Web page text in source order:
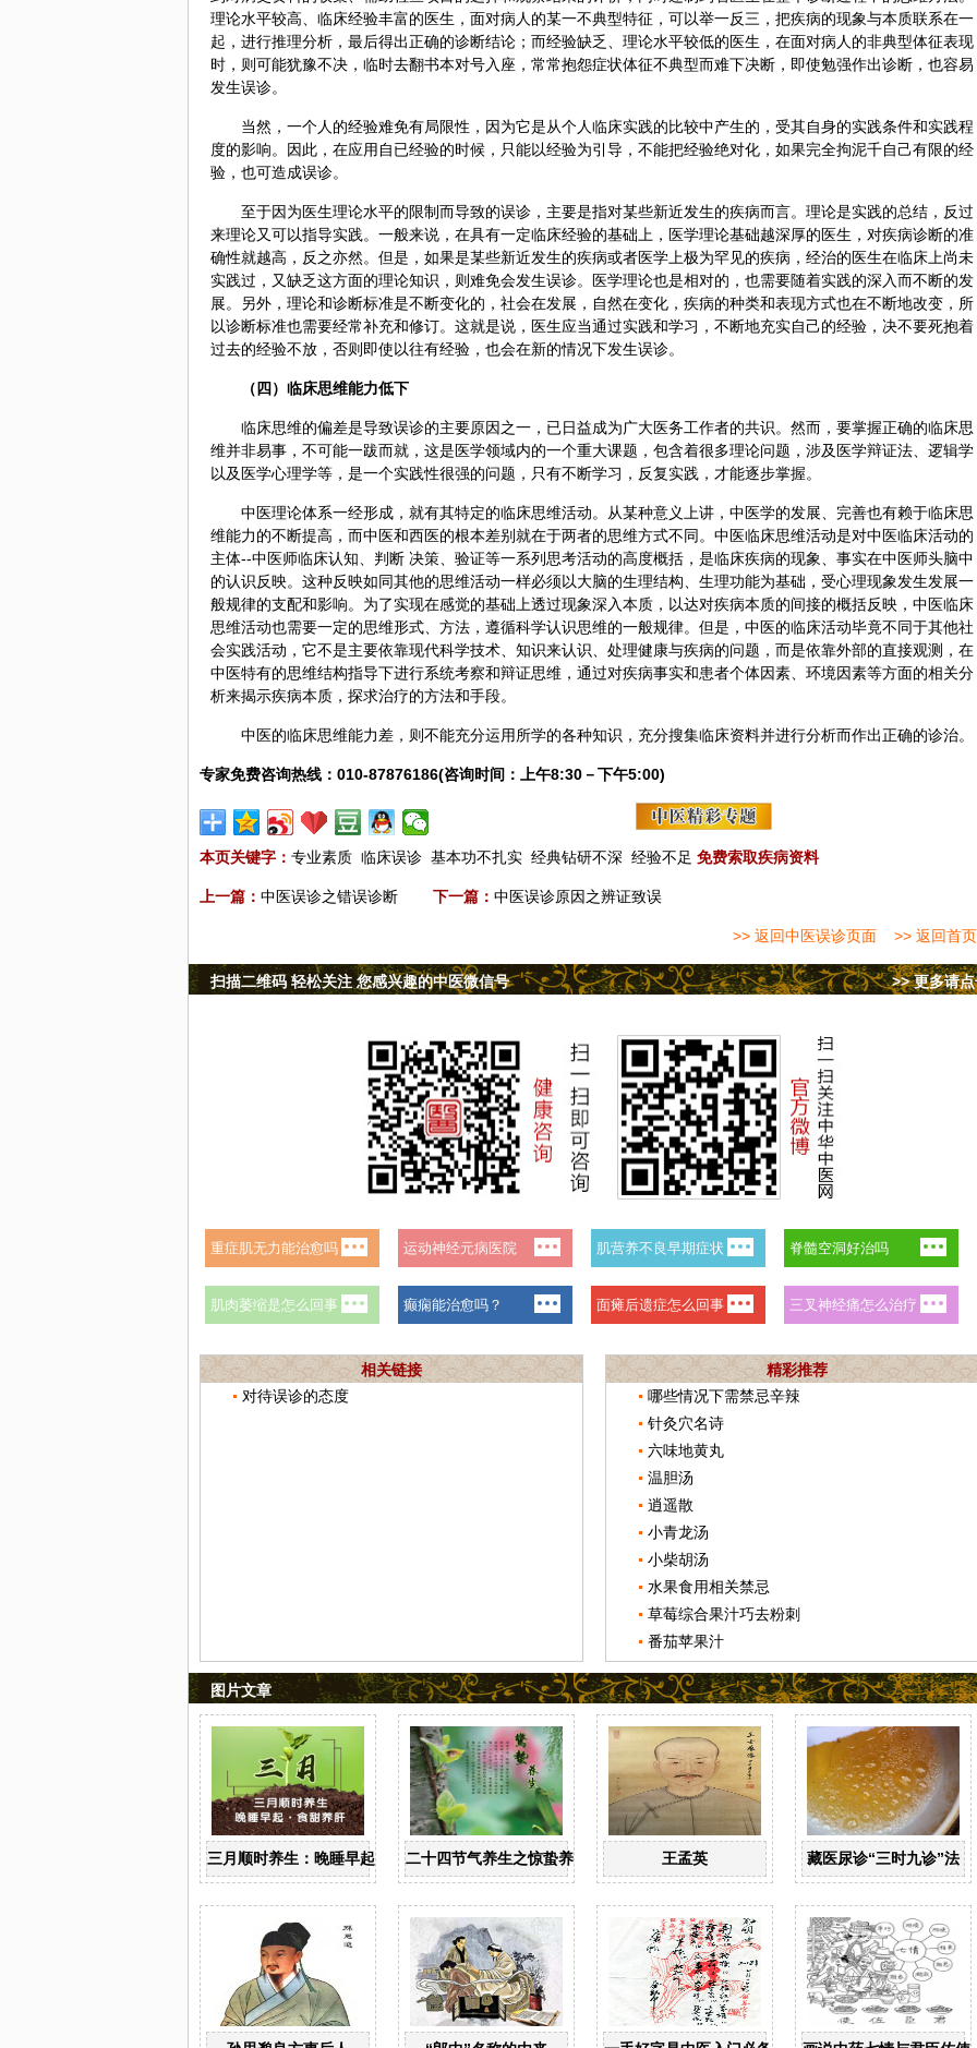
理论水平较高、临床经验丰富的医生，面对病人的某一不典型特征，可以举一反三，把疾病的现象与本质联系在一
起，进行推理分析，最后得出正确的诊断结论；而经验缺乏、理论水平较低的医生，在面对病人的非典型体征表现
时，则可能犹豫不决，临时去翻书本对号入座，常常抱怨症状体征不典型而难下决断，即使勉强作出诊断，也容易
发生误诊。
当然，一个人的经验难免有局限性，因为它是从个人临床实践的比较中产生的，受其自身的实践条件和实践程
度的影响。因此，在应用自已经验的时候，只能以经验为引导，不能把经验绝对化，如果完全拘泥千自己有限的经
验，也可造成误诊。
至于因为医生理论水平的限制而导致的误诊，主要是指对某些新近发生的疾病而言。理论是实践的总结，反过
来理论又可以指导实践。一般来说，在具有一定临床经验的基础上，医学理论基础越深厚的医生，对疾病诊断的准
确性就越高，反之亦然。但是，如果是某些新近发生的疾病或者医学上极为罕见的疾病，经治的医生在临床上尚未
实践过，又缺乏这方面的理论知识，则难免会发生误诊。医学理论也是相对的，也需要随着实践的深入而不断的发
展。另外，理论和诊断标准是不断变化的，社会在发展，自然在变化，疾病的种类和表现方式也在不断地改变，所
以诊断标准也需要经常补充和修订。这就是说，医生应当通过实践和学习，不断地充实自己的经验，决不要死抱着
过去的经验不放，否则即使以往有经验，也会在新的情况下发生误诊。
（四）临床思维能力低下
临床思维的偏差是导致误诊的主要原因之一，已日益成为广大医务工作者的共识。然而，要掌握正确的临床思
维并非易事，不可能一跋而就，这是医学领域内的一个重大课题，包含着很多理论问题，涉及医学辩证法、逻辑学
以及医学心理学等，是一个实践性很强的问题，只有不断学习，反复实践，才能逐步掌握。
中医理论体系一经形成，就有其特定的临床思维活动。从某种意义上讲，中医学的发展、完善也有赖于临床思
维能力的不断提高，而中医和西医的根本差别就在于两者的思维方式不同。中医临床思维活动是对中医临床活动的
主体--中医师临床认知、判断 决策、验证等一系列思考活动的高度概括，是临床疾病的现象、事实在中医师头脑中
的认识反映。这种反映如同其他的思维活动一样必须以大脑的生理结构、生理功能为基础，受心理现象发生发展一
般规律的支配和影响。为了实现在感觉的基础上透过现象深入本质，以达对疾病本质的间接的概括反映，中医临床
思维活动也需要一定的思维形式、方法，遵循科学认识思维的一般规律。但是，中医的临床活动毕竟不同于其他社
会实践活动，它不是主要依靠现代科学技术、知识来认识、处理健康与疾病的问题，而是依靠外部的直接观测，在
中医特有的思维结构指导下进行系统考察和辩证思维，通过对疾病事实和患者个体因素、环境因素等方面的相关分
析来揭示疾病本质，探求治疗的方法和手段。
中医的临床思维能力差，则不能充分运用所学的各种知识，充分搜集临床资料并进行分析而作出正确的诊治。
专家免费咨询热线：010-87876186(咨询时间：上午8:30－下午5:00)
本页关键字： 专业素质 临床误诊 基本功不扎实 经典钻研不深 经验不足 免费索取疾病资料
上一篇： 中医误诊之错误诊断 下一篇： 中医误诊原因之辨证致误
>> 返回中医误诊页面 >> 返回首页
>> 更多请
扫描二维码 轻松关注 您感兴趣的中医微信号
相关链接
对待误诊的态度
精彩推荐
哪些情况下需禁忌辛辣
针灸穴名诗
六味地黄丸
温胆汤
逍遥散
小青龙汤
小柴胡汤
水果食用相关禁忌
草莓综合果汁巧去粉刺
番茄苹果汁
图片文章
三月顺时养生：晚睡早起 食甜养肝二十四节气养生之惊蛰养生 王孟英 藏医尿诊“三时九诊”法